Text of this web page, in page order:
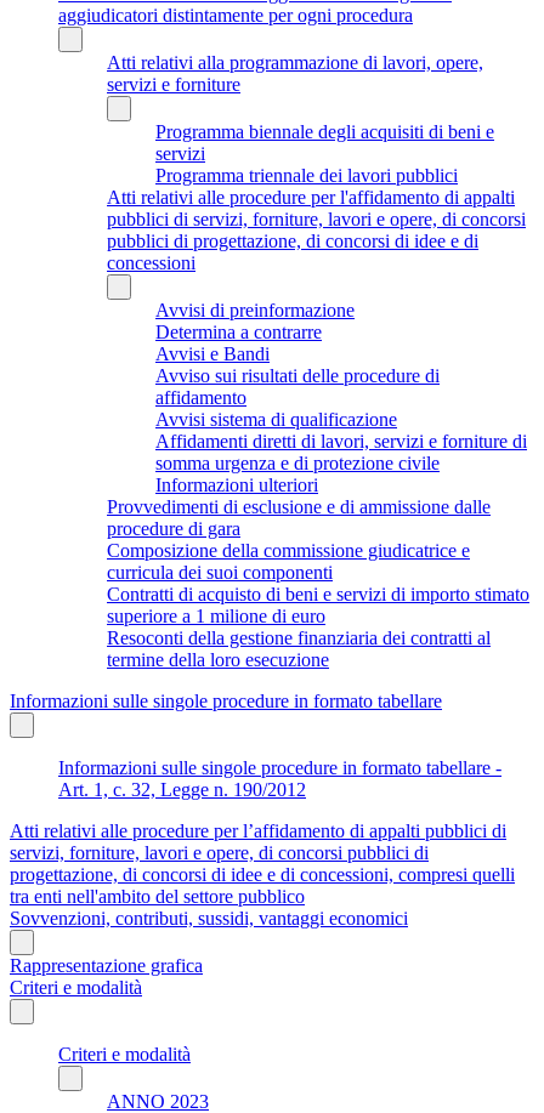
aggiudicatori distintamente per ogni procedura
Atti relativi alla programmazione di lavori, opere,
servizi e forniture
Programma biennale degli acquisiti di beni e
servizi
Programma triennale dei lavori pubblici
Atti relativi alle procedure per l'affidamento di appalti
pubblici di servizi, forniture, lavori e opere, di concorsi
pubblici di progettazione, di concorsi di idee e di
concessioni
Avvisi di preinformazione
Determina a contrarre
Avvisi e Bandi
Avviso sui risultati delle procedure di
affidamento
Avvisi sistema di qualificazione
Affidamenti diretti di lavori, servizi e forniture di
somma urgenza e di protezione civile
Informazioni ulteriori
Provvedimenti di esclusione e di ammissione dalle
procedure di gara
Composizione della commissione giudicatrice e
curricula dei suoi componenti
Contratti di acquisto di beni e servizi di importo stimato
superiore a 1 milione di euro
Resoconti della gestione finanziaria dei contratti al
termine della loro esecuzione
Informazioni sulle singole procedure in formato tabellare
Informazioni sulle singole procedure in formato tabellare -
Art. 1, c. 32, Legge n. 190/2012
Atti relativi alle procedure per l’affidamento di appalti pubblici di
servizi, forniture, lavori e opere, di concorsi pubblici di
progettazione, di concorsi di idee e di concessioni, compresi quelli
tra enti nell'ambito del settore pubblico
Sovvenzioni, contributi, sussidi, vantaggi economici
Rappresentazione grafica
Criteri e modalità
Criteri e modalità
ANNO 2023